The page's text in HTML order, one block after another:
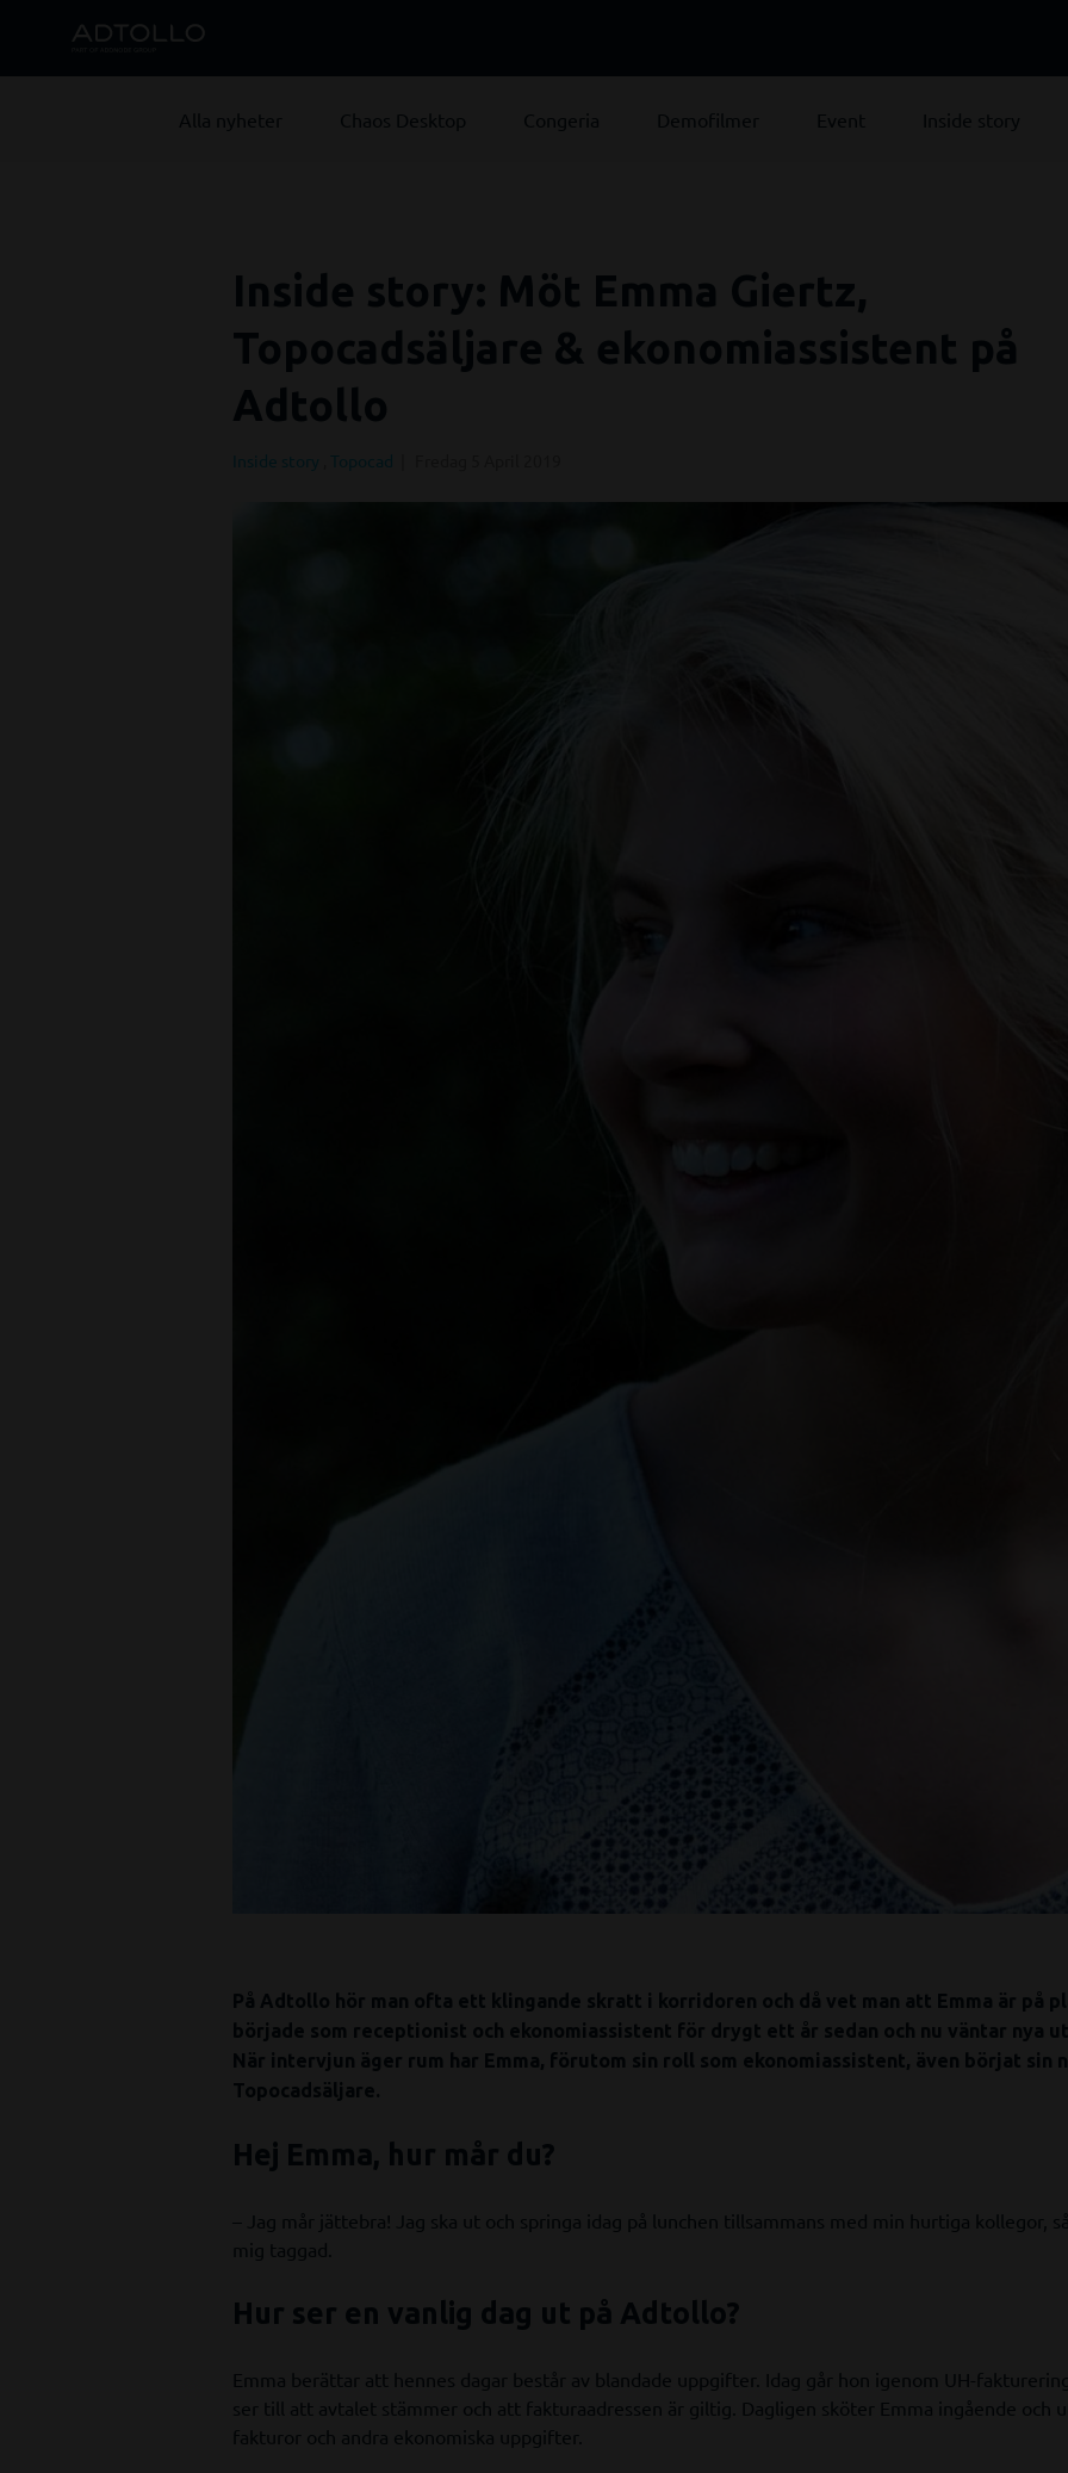
Inside story: Möt Emma Giertz,
Topocadsäljare & ekonomiassistent på
Adtollo
Inside story Topocad
På Adtollo hör man ofta ett klingande skratt i korridoren och då vet man att Emma är på
började som receptionist och ekonomiassistent för drygt ett år sedan och nu väntar nya
När intervjun äger rum har Emma, förutom sin roll som ekonomiassistent, även börjat sin
Topocadsäljare.
Hej Emma, hur mår du?
– Jag mår jättebra! Jag ska ut och springa idag på lunchen tillsammans med min hurtiga kollegor,
mig taggad.
Hur ser en vanlig dag ut på Adtollo?
Emma berättar att hennes dagar består av blandade uppgifter. Idag går hon igenom UH-
ser till att avtalet stämmer och att fakturaadressen är giltig. Dagligen sköter Emma ingående och
fakturor och andra ekonomiska uppgifter.